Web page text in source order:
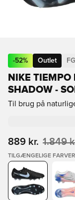
-52% Outlet FG
NIKE TIEMPO
SHADOW -
Til brug på
889 kr. 1.849
TILGÆNGELIGE FARVER